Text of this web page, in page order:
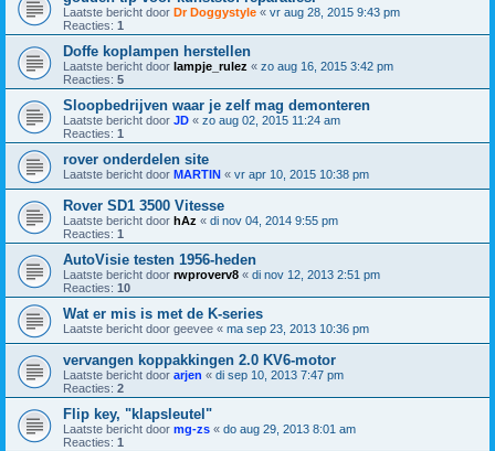
Laatste bericht door Dr Doggystyle « vr aug 28, 2015 9:43 pm
Reacties: 1
Doffe koplampen herstellen
Laatste bericht door lampje_rulez « zo aug 16, 2015 3:42 pm
Reacties: 5
Sloopbedrijven waar je zelf mag demonteren
Laatste bericht door JD « zo aug 02, 2015 11:24 am
Reacties: 1
rover onderdelen site
Laatste bericht door MARTIN « vr apr 10, 2015 10:38 pm
Rover SD1 3500 Vitesse
Laatste bericht door hAz « di nov 04, 2014 9:55 pm
Reacties: 1
AutoVisie testen 1956-heden
Laatste bericht door rwproverv8 « di nov 12, 2013 2:51 pm
Reacties: 10
Wat er mis is met de K-series
Laatste bericht door geevee « ma sep 23, 2013 10:36 pm
vervangen koppakkingen 2.0 KV6-motor
Laatste bericht door arjen « di sep 10, 2013 7:47 pm
Reacties: 2
Flip key, "klapsleutel"
Laatste bericht door mg-zs « do aug 29, 2013 8:01 am
Reacties: 1